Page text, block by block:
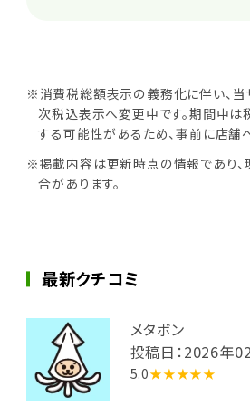
※消費税総額表示の義務化に伴い、当
次税込表示へ変更中です。期間中は
する可能性があるため、事前に店舗
※掲載内容は更新時点の情報であり、
合があります。
最新クチコミ
メタボン
投稿日：2026年
5.0★★★★★